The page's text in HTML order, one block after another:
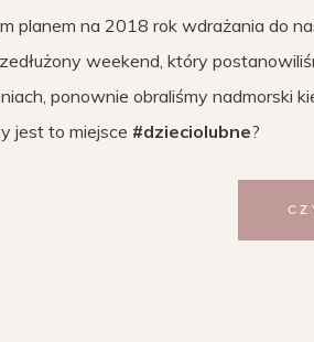
planem na 2018 rok wdrażania do
weekend, który
ponownie obraliśmy nadmorski
jest to miejsce #dzieciolubne?